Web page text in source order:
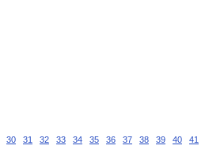
30 31 32 33 34 35 36 37 38 39 40 41